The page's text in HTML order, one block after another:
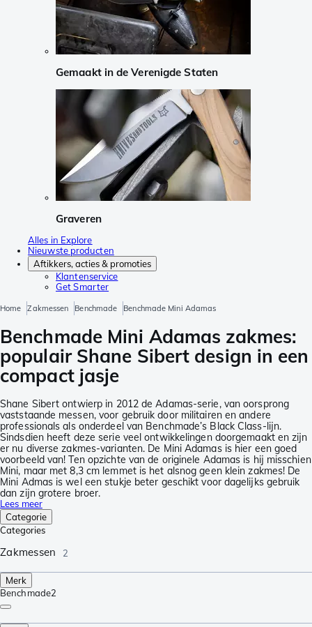
Gemaakt in de Verenigde Staten
Graveren
Alles in Explore
Nieuwste producten
Aftikkers, acties & promoties
Klantenservice
Get Smarter
Home Zakmessen Benchmade Benchmade Mini Adamas
Benchmade Mini Adamas zakmes:
populair Shane Sibert design in een
compact jasje
Shane Sibert ontwierp in 2012 de Adamas-serie, van oorsprong
vaststaande messen, voor gebruik door militairen en andere
professionals als onderdeel van Benchmade’s Black Class-lijn.
Sindsdien heeft deze serie veel ontwikkelingen doorgemaakt en zijn
er nu diverse zakmes-varianten. De Mini Adamas is hier een goed
voorbeeld van! Ten opzichte van de originele Adamas is hij misschien
Mini, maar met 8,3 cm lemmet is het alsnog geen klein zakmes! De
Mini Admas is wel een stukje beter geschikt voor dagelijks gebruik
dan zijn grotere broer.
Lees meer
Categorie
Categories
Zakmessen 2
Merk
Benchmade2